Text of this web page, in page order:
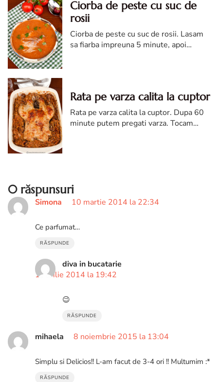
Ciorba de peste cu suc de
rosii
Ciorba de peste cu suc de rosii. Lasam
sa fiarba impreuna 5 minute, apoi
Rata pe varza calita la cuptor
Rata pe varza calita la cuptor. Dupa 60
minute putem pregati varza. Tocam
0 răspunsuri
Simona 10 martie 2014 la 22:34
Ce parfumat…
RĂSPUNDE
diva in bucatarie
1 aprilie 2014 la 19:42
😉
RĂSPUNDE
mihaela 8 noiembrie 2015 la 13:04
Simplu si Delicios!! L-am facut de 3-4 ori !! Multumim :*
RĂSPUNDE